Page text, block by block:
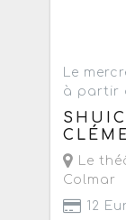
Le
à partir
Le
Colmar
12